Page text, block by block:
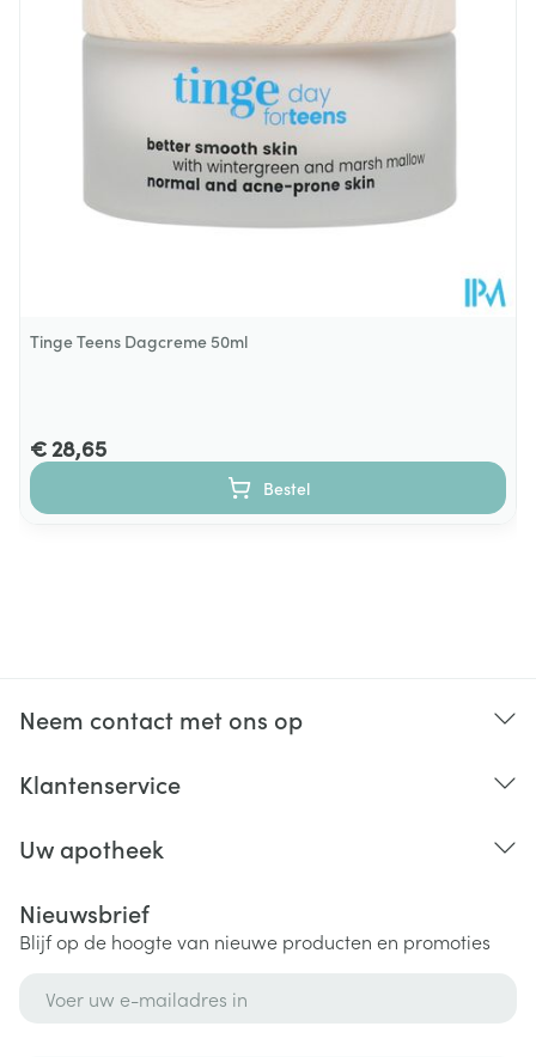
Tinge Teens Dagcreme 50ml
€ 28,65
Bestel
Neem contact met ons op
Klantenservice
Uw apotheek
Nieuwsbrief
Blijf op de hoogte van nieuwe producten en promoties